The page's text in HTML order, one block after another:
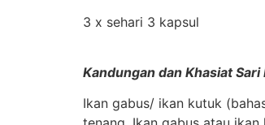
3 x sehari 3 kapsul
Kandungan dan Khasiat
Ikan gabus/ ikan kutuk